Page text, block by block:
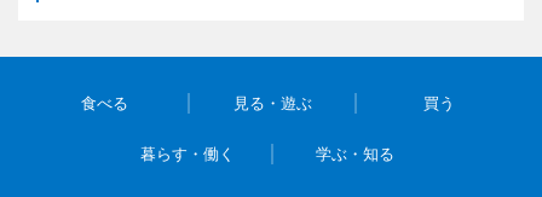
食べる 見る・遊ぶ 買う
暮らす・働く 学ぶ・知る